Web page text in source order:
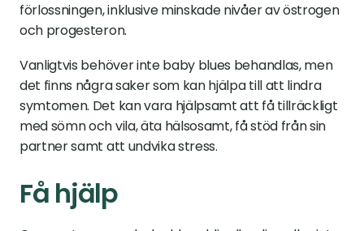
förlossningen, inklusive minskade nivåer av östrogen
och progesteron.
Vanligtvis behöver inte baby blues behandlas, men
det finns några saker som kan hjälpa till att lindra
symtomen. Det kan vara hjälpsamt att få tillräckligt
med sömn och vila, äta hälsosamt, få stöd från sin
partner samt att undvika stress.
Få hjälp